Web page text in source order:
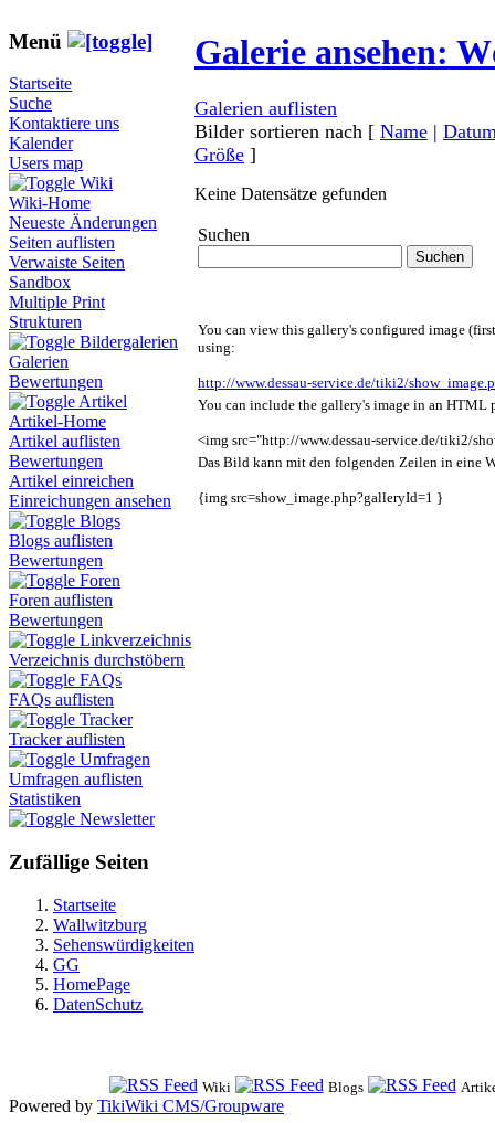
Menü
Startseite
Suche
Kontaktiere uns
Kalender
Users map
Wiki
Wiki-Home
Neueste Änderungen
Seiten auflisten
Verwaiste Seiten
Sandbox
Multiple Print
Strukturen
Bildergalerien
Galerien
Bewertungen
Artikel
Artikel-Home
Artikel auflisten
Bewertungen
Artikel einreichen
Einreichungen ansehen
Blogs
Blogs auflisten
Bewertungen
Foren
Foren auflisten
Bewertungen
Linkverzeichnis
Verzeichnis durchstöbern
FAQs
FAQs auflisten
Tracker
Tracker auflisten
Umfragen
Umfragen auflisten
Statistiken
Newsletter
Zufällige Seiten
Startseite
Wallwitzburg
Sehenswürdigkeiten
GG
HomePage
DatenSchutz
Galerie ansehen:
Galerien auflisten
Bilder sortieren nach [ Name |
Größe ]
Keine Datensätze gefunden
Suchen
You can view this gallery's configured image
using:
http://www.dessau-service.de/tiki2/
You can include the gallery's image in an HTML
<img src="http://www.dessau-service.de/tiki2/
Das Bild kann mit den folgenden Zeilen in eine
{img src=show_image.php?galleryId=1 }
Wiki Blogs
Powered by TikiWiki CMS/Groupware